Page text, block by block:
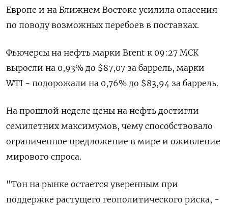
Европе и на Ближнем Востоке усилила опасения
по поводу возможных перебоев в поставках.
Фьючерсы на нефть марки Brent к 09:27 МСК
выросли на 0,93% до $87,07 за баррель, марки
WTI - подорожали на 0,76% до $83,94 за баррель.
На прошлой неделе цены на нефть достигли
семилетних максимумов, чему способствовало
ограниченное предложение в мире и оживление
мирового спроса.
"Тон на рынке остается уверенным при
поддержке растущего геополитического риска, -